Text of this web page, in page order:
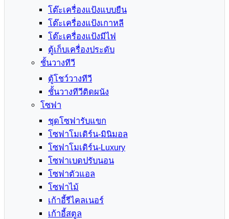
โต๊ะเครื่องแป้งแบบยืน
โต๊ะเครื่องแป้งเกาหลี
โต๊ะเครื่องแป้งมีไฟ
ตู้เก็บเครื่องประดับ
ชั้นวางทีวี
ตู้โชว์วางทีวี
ชั้นวางทีวีติดผนัง
โซฟา
ชุดโซฟารับแขก
โซฟาโมเดิร์น-มินิมอล
โซฟาโมเดิร์น-Luxury
โซฟาเบดปรับนอน
โซฟาตัวแอล
โซฟาไม้
เก้าอี้รีไคลเนอร์
เก้าอี้สตูล